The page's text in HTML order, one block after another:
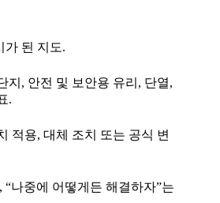
가 된 지도.
지, 안전 및 보안용 유리, 단열,
.
적용, 대체 조치 또는 공식 변
나중에 어떻게든 해결하자”는